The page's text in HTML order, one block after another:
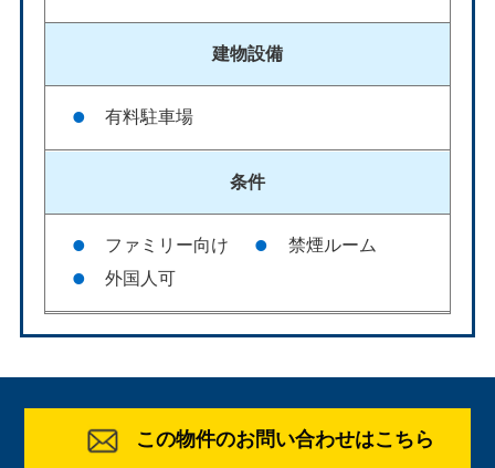
建物設備
有料駐車場
条件
ファミリー向け
禁煙ルーム
外国人可
この物件のお問い合わせはこちら